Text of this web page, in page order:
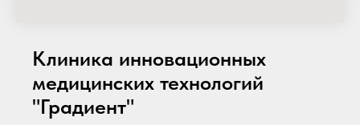
Клиника инновационных
медицинских технологий
"Градиент"